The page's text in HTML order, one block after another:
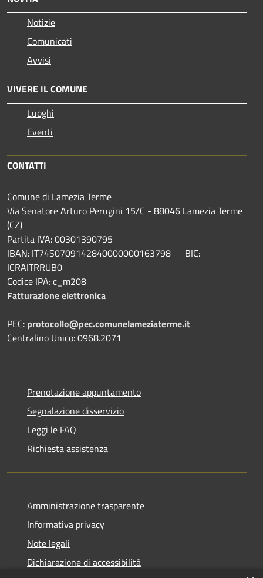
Notizie
Comunicati
Avvisi
VIVERE IL COMUNE
Luoghi
Eventi
CONTATTI
Comune di Lamezia Terme
Via Senatore Arturo Perugini 15/C - 88046 Lamezia Terme
(CZ)
Partita IVA: 00301390795
IBAN: IT74S0709142840000000163798 BIC:
ICRAITRRUB0
Codice IPA: c_m208
Fatturazione elettronica
PEC: protocollo@pec.comunelameziaterme.it
Centralino Unico: 0968.2071
Prenotazione appuntamento
Segnalazione disservizio
Leggi le FAQ
Richiesta assistenza
Amministrazione trasparente
Informativa privacy
Note legali
Dichiarazione di accessibilità